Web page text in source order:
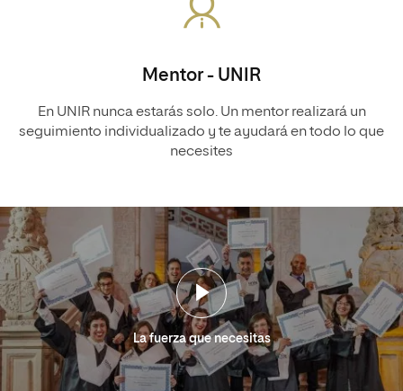
Mentor - UNIR
En UNIR nunca estarás solo. Un mentor realizará un
seguimiento individualizado y te ayudará en todo lo que
necesites
La fuerza que necesitas